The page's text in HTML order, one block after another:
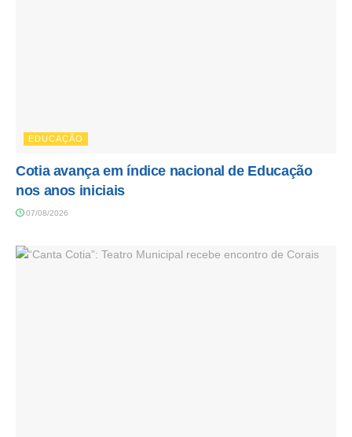
EDUCAÇÃO
Cotia avança em índice nacional de Educação
nos anos iniciais
07/08/2026